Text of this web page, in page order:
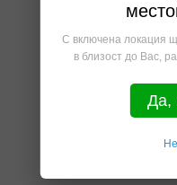
С включена локация
в близост до Вас,
Да,